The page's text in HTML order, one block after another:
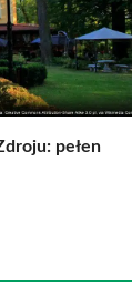
pełen